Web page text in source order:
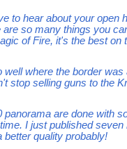
to hear about your open
so many things you
of Fire, it's the best on
well where the border
stop selling guns to the
panorama are done with
I just published
better quality probably!